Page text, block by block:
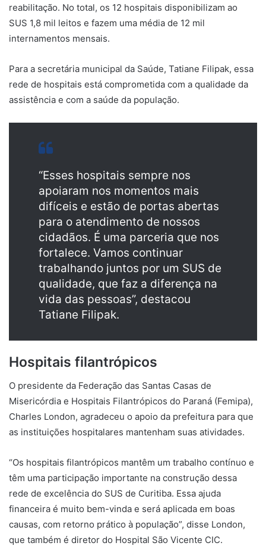
reabilitação. No total, os 12 hospitais disponibilizam ao
SUS 1,8 mil leitos e fazem uma média de 12 mil
internamentos mensais.
Para a secretária municipal da Saúde, Tatiane Filipak, essa
rede de hospitais está comprometida com a qualidade da
assistência e com a saúde da população.
“Esses hospitais sempre nos
apoiaram nos momentos mais
difíceis e estão de portas abertas
para o atendimento de nossos
cidadãos. É uma parceria que nos
fortalece. Vamos continuar
trabalhando juntos por um SUS de
qualidade, que faz a diferença na
vida das pessoas”, destacou
Tatiane Filipak.
Hospitais filantrópicos
O presidente da Federação das Santas Casas de
Misericórdia e Hospitais Filantrópicos do Paraná (Femipa),
Charles London, agradeceu o apoio da prefeitura para que
as instituições hospitalares mantenham suas atividades.
“Os hospitais filantrópicos mantêm um trabalho contínuo e
têm uma participação importante na construção dessa
rede de excelência do SUS de Curitiba. Essa ajuda
financeira é muito bem-vinda e será aplicada em boas
causas, com retorno prático à população”, disse London,
que também é diretor do Hospital São Vicente CIC.